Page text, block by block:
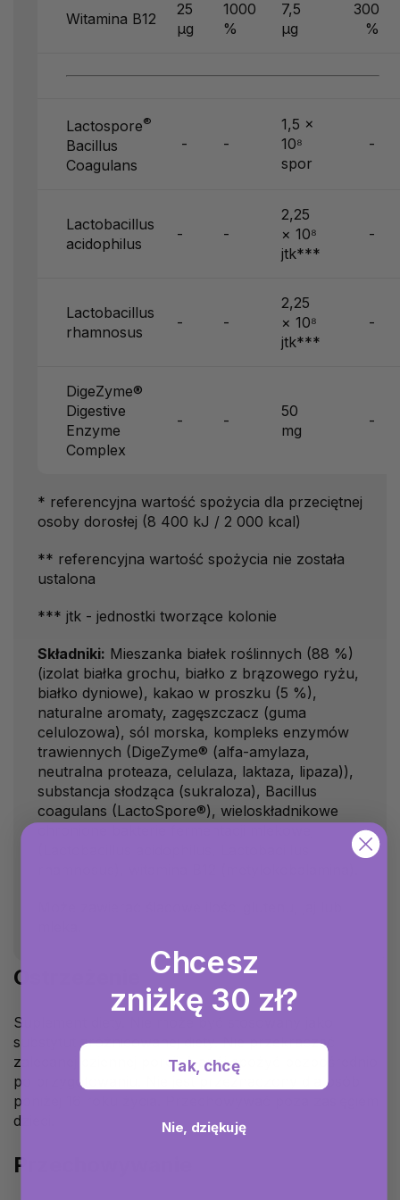
Witamina B12
25
µg
1000
%
7,5
µg
300
%
Lactospore®
Bacillus
Coagulans
- -
1,5 ×
10⁸
spor
-
Lactobacillus
acidophilus
- -
2,25
× 10⁸
jtk***
-
Lactobacillus
rhamnosus
- -
2,25
× 10⁸
jtk***
-
DigeZyme®
Digestive
Enzyme
Complex
- -
50
mg
-
* referencyjna wartość spożycia dla przeciętnej
osoby dorosłej (8 400 kJ / 2 000 kcal)
** referencyjna wartość spożycia nie została
ustalona
*** jtk - jednostki tworzące kolonie
Składniki: Mieszanka białek roślinnych (88 %)
(izolat białka grochu, białko z brązowego ryżu,
białko dyniowe), kakao w proszku (5 %),
naturalne aromaty, zagęszczacz (guma
celulozowa), sól morska, kompleks enzymów
trawiennych (DigeZyme® (alfa-amylaza,
neutralna proteaza, celulaza, laktaza, lipaza)),
substancja słodząca (sukraloza), Bacillus
coagulans (LactoSpore®), wieloskładnikowe
Ostrzeżenie
Suplement diety. Nie może być stosowany jako
substytut zróżnicowanej diety. Nie przekraczać
zalecanej dziennej porcji. Napój spożyć bezpośrednio
po przygotowaniu. Nie jest przeznaczony dla osób
poniżej 16 roku życia. Przechowywać poza zasięgiem
dzieci.
Przechowywanie
Chcesz
zniżkę 30 zł?
Tak, chcę
Nie, dziękuję